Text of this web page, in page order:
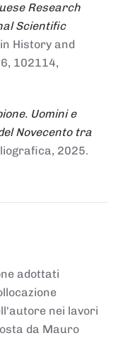
Research
Scientific
History and
102114,
Uomini e
Novecento tra
2025.
adottati
nei lavori
da Mauro